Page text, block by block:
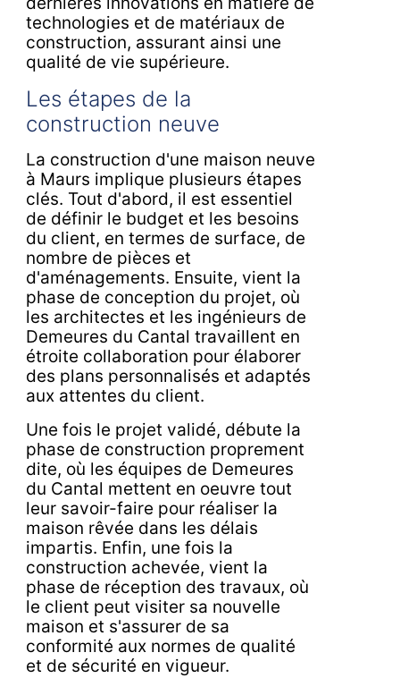
technologies et de matériaux de
construction, assurant ainsi une
qualité de vie supérieure.
Les étapes de la
construction neuve
La construction d'une maison neuve
à Maurs implique plusieurs étapes
clés. Tout d'abord, il est essentiel
de définir le budget et les besoins
du client, en termes de surface, de
nombre de pièces et
d'aménagements. Ensuite, vient la
phase de conception du projet, où
les architectes et les ingénieurs de
Demeures du Cantal travaillent en
étroite collaboration pour élaborer
des plans personnalisés et adaptés
aux attentes du client.
Une fois le projet validé, débute la
phase de construction proprement
dite, où les équipes de Demeures
du Cantal mettent en oeuvre tout
leur savoir-faire pour réaliser la
maison rêvée dans les délais
impartis. Enfin, une fois la
construction achevée, vient la
phase de réception des travaux, où
le client peut visiter sa nouvelle
maison et s'assurer de sa
conformité aux normes de qualité
et de sécurité en vigueur.